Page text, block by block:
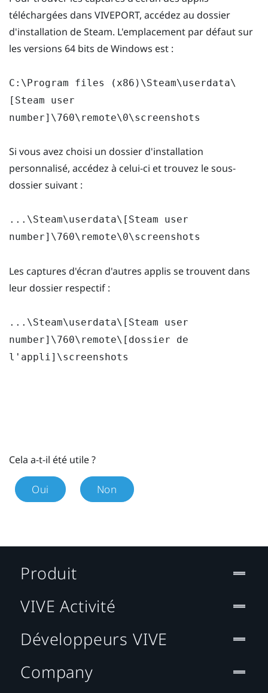
téléchargées dans VIVEPORT, accédez au dossier
d'installation de Steam. L'emplacement par défaut sur
les versions 64 bits de Windows est :
C:\Program files (x86)\Steam\userdata\
[Steam user
number]\760\remote\0\screenshots
Si vous avez choisi un dossier d'installation
personnalisé, accédez à celui-ci et trouvez le sous-
dossier suivant :
...\Steam\userdata\[Steam user
number]\760\remote\0\screenshots
Les captures d'écran d'autres applis se trouvent dans
leur dossier respectif :
...\Steam\userdata\[Steam user
number]\760\remote\[dossier de
l'appli]\screenshots
Cela a-t-il été utile ?
Oui Non
Produit
VIVE Activité
Développeurs VIVE
Company